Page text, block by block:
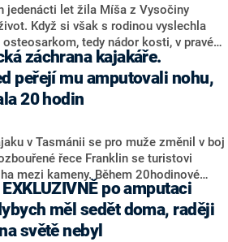
den svého života. Datum svatby nakonec
uspíšit, toho původního se
dožít. Nevyléčitelně nemocná nevěsta
Maxovi osudové ano hned dvakrát,
pokaždé rozplakala. Manželkou bude
roku.
jedenácti let žila Míša z Vysočiny
Když si však s rodinou vyslechla
tedy nádor kosti, v pravé
začalo měnit. Po ukončení jedné léčby
leukémie. I tuto překážku v životě
v důsledku bakterie však posléze
Přišly ale další rány osudu, mladé ženě v
léčby přestávalo pracovat srdce.
půl roce našel, a tak mohla Míša opět žít
Navzdory několika dalším
které dosud řeší, hledí do budoucna.
je získat novou protézu. Proto přátelé
Donio sbírku.
záchrana kajakáře.
peřejí mu amputovali nohu,
20 hodin
v Tasmánii se pro muže změnil v boj
řece Franklin se turistovi
mezi kameny. Během 20hodinové
záchrany museli záchranáři přistoupit k
Nohu muži uprostřed peřejí
stále však bojuje o život v nemocnici.
měl sedět doma, raději
světě nebyl